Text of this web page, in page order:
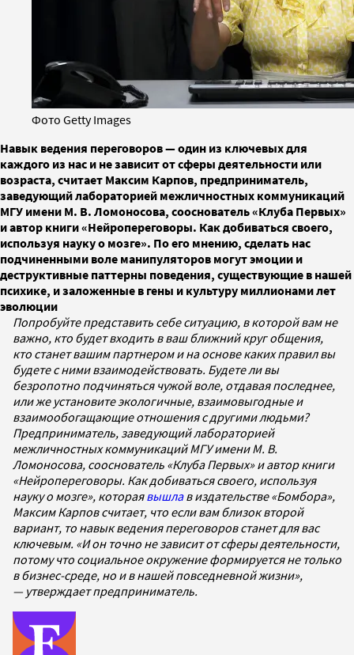
Фото Getty Images
Навык ведения переговоров — один из ключевых для
каждого из нас и не зависит от сферы деятельности или
возраста, считает Максим Карпов, предприниматель,
заведующий лабораторией межличностных коммуникаций
МГУ имени М. В. Ломоносова, сооснователь «Клуба Первых»
и автор книги «Нейропереговоры. Как добиваться своего,
используя науку о мозге». По его мнению, сделать нас
подчиненными воле манипуляторов могут эмоции и
деструктивные паттерны поведения, существующие в нашей
психике, и заложенные в гены и культуру миллионами лет
эволюции
Попробуйте представить себе ситуацию, в которой вам не
важно, кто будет входить в ваш ближний круг общения,
кто станет вашим партнером и на основе каких правил вы
будете с ними взаимодействовать. Будете ли вы
безропотно подчиняться чужой воле, отдавая последнее,
или же установите экологичные, взаимовыгодные и
взаимообогащающие отношения с другими людьми?
Предприниматель, заведующий лабораторией
межличностных коммуникаций МГУ имени М. В.
Ломоносова, сооснователь «Клуба Первых» и автор книги
«Нейропереговоры. Как добиваться своего, используя
науку о мозге», котораявышлав издательстве «Бомбора»,
Максим Карпов считает, что если вам близок второй
вариант, то навык ведения переговоров станет для вас
ключевым. «И он точно не зависит от сферы деятельности,
потому что социальное окружение формируется не только
в бизнес-среде, но и в нашей повседневной жизни»,
— утверждает предприниматель.